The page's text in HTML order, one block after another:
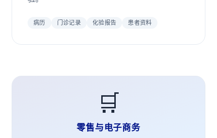
病历 门诊记录 化验报告 患者资料
🛒
零售与电子商务